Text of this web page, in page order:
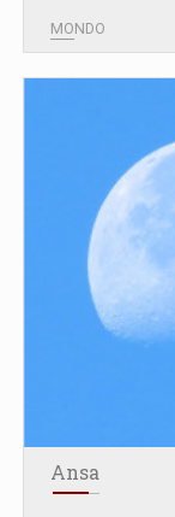
MONDO
Ansa